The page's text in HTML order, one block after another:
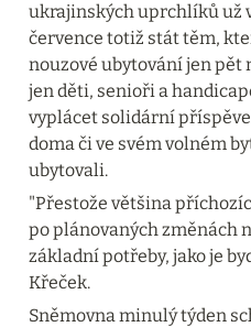
ukrajinských uprchlíků už
července totiž stát těm,
nouzové ubytování jen pět
jen děti, senioři a
vyplácet solidární
doma či ve svém volném
ubytovali.
"Přestože většina
po plánovaných změnách
základní potřeby, jako je
Křeček.
Sněmovna minulý týden